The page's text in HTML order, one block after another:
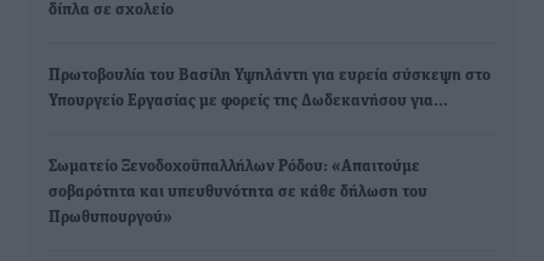
δίπλα σε σχολείο
Πρωτοβουλία του Βασίλη Υψηλάντη για ευρεία σύσκεψη στο
Υπουργείο Εργασίας με φορείς της Δωδεκανήσου για…
Σωματείο Ξενοδοχοϋπαλλήλων Ρόδου: «Απαιτούμε
σοβαρότητα και υπευθυνότητα σε κάθε δήλωση του
Πρωθυπουργού»